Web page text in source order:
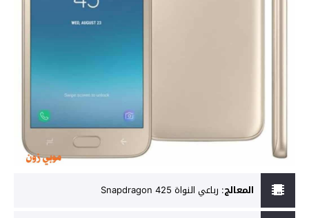
المعالج: رباعي النواة Snapdragon 425